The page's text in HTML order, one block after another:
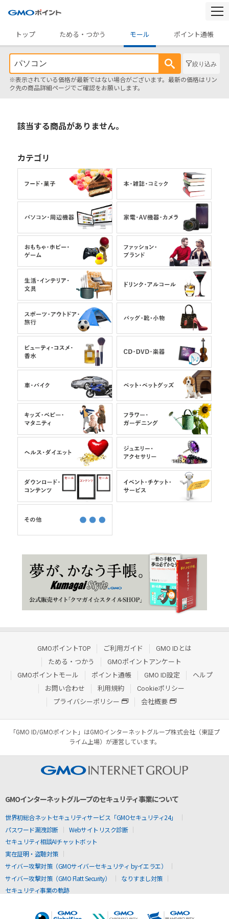
トップ
ためる・つかう モール ポイント通帳
絞り込み
※表示されている価格が最新ではない場合がございます。最新の価格はリン
ク先の商品詳細ページでご確認をお願いします。
該当する商品がありません。
カテゴリ
GMOポイントTOP ご利用ガイド
GMO IDとは
ためる・つかう
GMOポイントアンケート
GMOポイントモール
ポイント通帳 GMO ID設定
ヘルプ
お問い合わせ
利用規約
Cookieポリシー
プライバシーポリシー
会社概要
「GMO ID/GMOポイント」はGMOインターネットグループ株式会社（東証プ
ライム上場）が運営しています。
GMOインターネットグループのセキュリティ事業について
世界初総合ネットセキュリティサービス「GMOセキュリティ24」
パスワード漏洩診断
Webサイトリスク診断
セキュリティ相談AIチャットボット
実在証明・盗聴対策
サイバー攻撃対策（GMOサイバーセキュリティ byイエラエ）
サイバー攻撃対策（GMO Flatt Security）
なりすまし対策
セキュリティ事業の軌跡